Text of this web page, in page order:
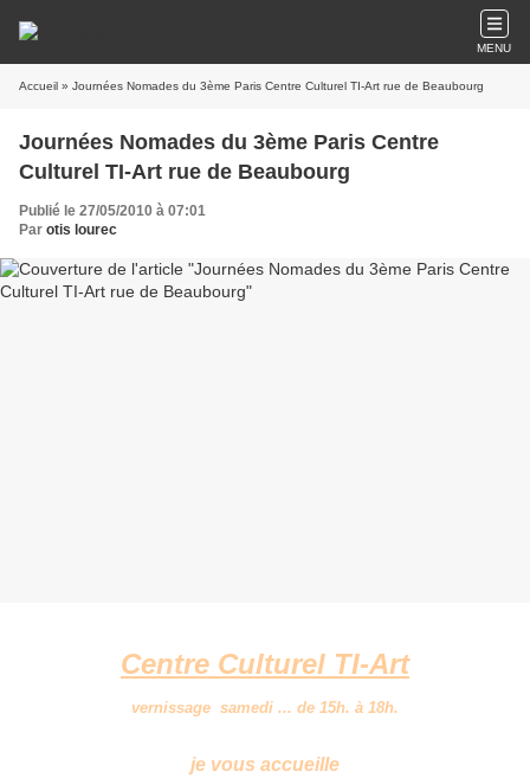
MENU
Accueil » Journées Nomades du 3ème Paris Centre Culturel TI-Art rue de Beaubourg
Journées Nomades du 3ème Paris Centre
Culturel TI-Art rue de Beaubourg
Publié le 27/05/2010 à 07:01
Par otis lourec
Centre Culturel TI-Art
vernissage samedi ... de 15h. à 18h.
je vous accueille